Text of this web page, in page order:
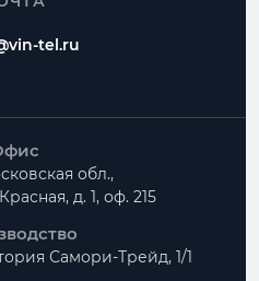
tel.ru
обл.,
д. 1, оф. 215
Самори-Трейд, 1/1